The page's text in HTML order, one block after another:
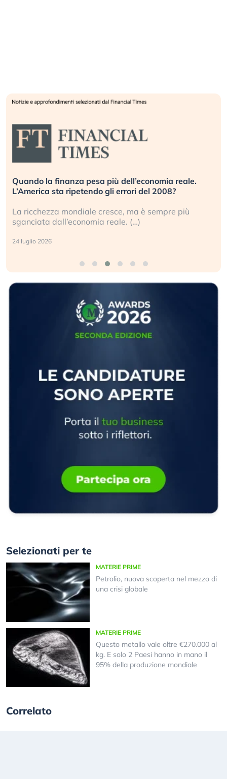
Quando la finanza pesa più dell’economia reale.
L’America sta ripetendo gli errori del 2008?
La ricchezza mondiale cresce, ma è sempre più
sganciata dall’economia reale. (…)
24 luglio 2026
Selezionati per te
MATERIE PRIME
Petrolio, nuova scoperta nel mezzo di
una crisi globale
MATERIE PRIME
Questo metallo vale oltre €270.000 al
kg. E solo 2 Paesi hanno in mano il
95% della produzione mondiale
Correlato